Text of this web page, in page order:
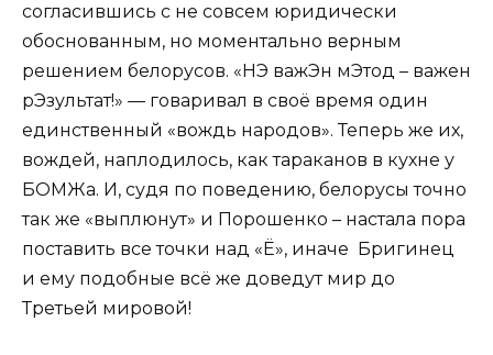
согласившись с не совсем юридически
обоснованным, но моментально верным
решением белорусов. «НЭ важЭн мЭтод – важен
рЭзультат!» — говаривал в своё время один
единственный «вождь народов». Теперь же их,
вождей, наплодилось, как тараканов в кухне у
БОМЖа. И, судя по поведению, белорусы точно
так же «выплюнут» и Порошенко – настала пора
поставить все точки над «Ё», иначе Бригинец
и ему подобные всё же доведут мир до
Третьей мировой!